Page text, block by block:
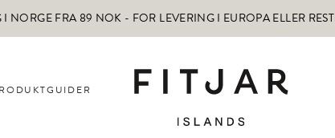
I NORGE FRA 89 NOK - FOR LEVERING I EUROPA ELLER